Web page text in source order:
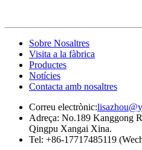
Sobre Nosaltres
Visita a la fàbrica
Productes
Notícies
Contacta amb nosaltres
Correu electrònic:
Adreça: No.189 Kanggong
Qingpu Xangai Xina.
Tel: +86-17717485119